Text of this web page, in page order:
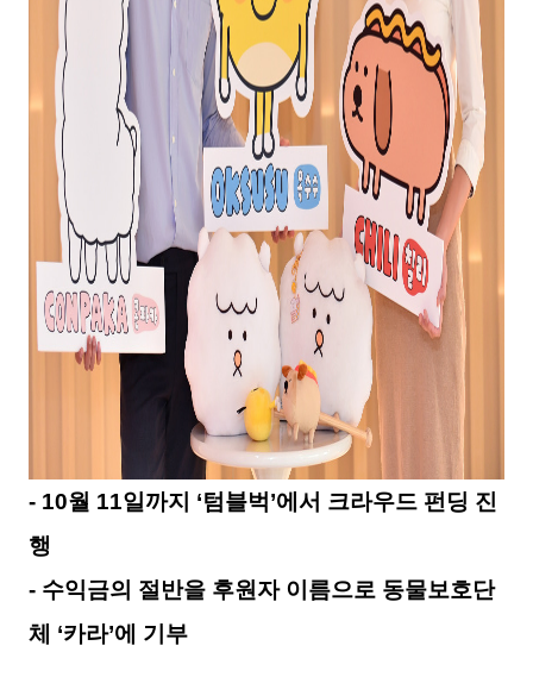
- 10월 11일까지 ‘텀블벅’에서 크라우드 펀딩 진
행
- 수익금의 절반을 후원자 이름으로 동물보호단
체 ‘카라’에 기부